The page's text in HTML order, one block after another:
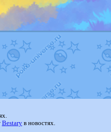
Bestaryв новостях.